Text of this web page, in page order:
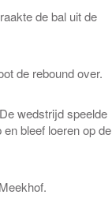
de bal uit de
de rebound over.
wedstrijd speelde
bleef loeren op de